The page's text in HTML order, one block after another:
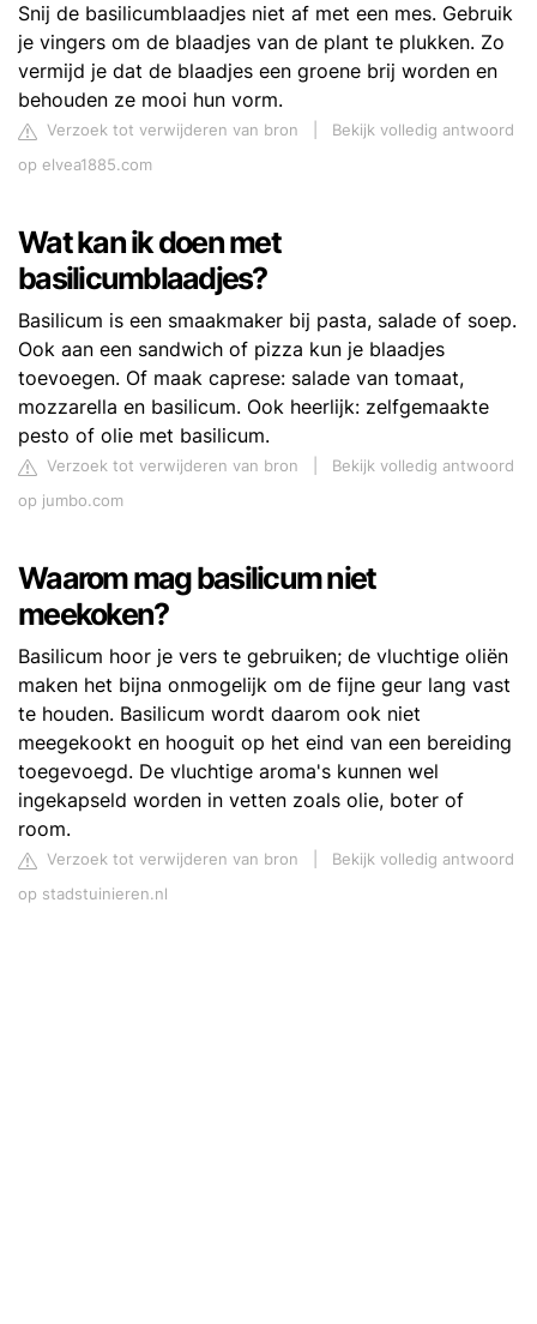
Snij de basilicumblaadjes niet af met een mes. Gebruik
je vingers om de blaadjes van de plant te plukken. Zo
vermijd je dat de blaadjes een groene brij worden en
behouden ze mooi hun vorm.
Verzoek tot verwijderen van bron
Bekijk volledig antwoord
op elvea1885.com
Wat kan ik doen met
basilicumblaadjes?
Basilicum is een smaakmaker bij pasta, salade of soep.
Ook aan een sandwich of pizza kun je blaadjes
toevoegen. Of maak caprese: salade van tomaat,
mozzarella en basilicum. Ook heerlijk: zelfgemaakte
pesto of olie met basilicum.
Verzoek tot verwijderen van bron
Bekijk volledig antwoord
op jumbo.com
Waarom mag basilicum niet
meekoken?
Basilicum hoor je vers te gebruiken; de vluchtige oliën
maken het bijna onmogelijk om de fijne geur lang vast
te houden. Basilicum wordt daarom ook niet
meegekookt en hooguit op het eind van een bereiding
toegevoegd. De vluchtige aroma's kunnen wel
ingekapseld worden in vetten zoals olie, boter of
room.
Verzoek tot verwijderen van bron
Bekijk volledig antwoord
op stadstuinieren.nl